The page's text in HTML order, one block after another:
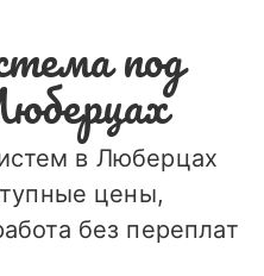
под
в Люберцах
цены,
без переплат